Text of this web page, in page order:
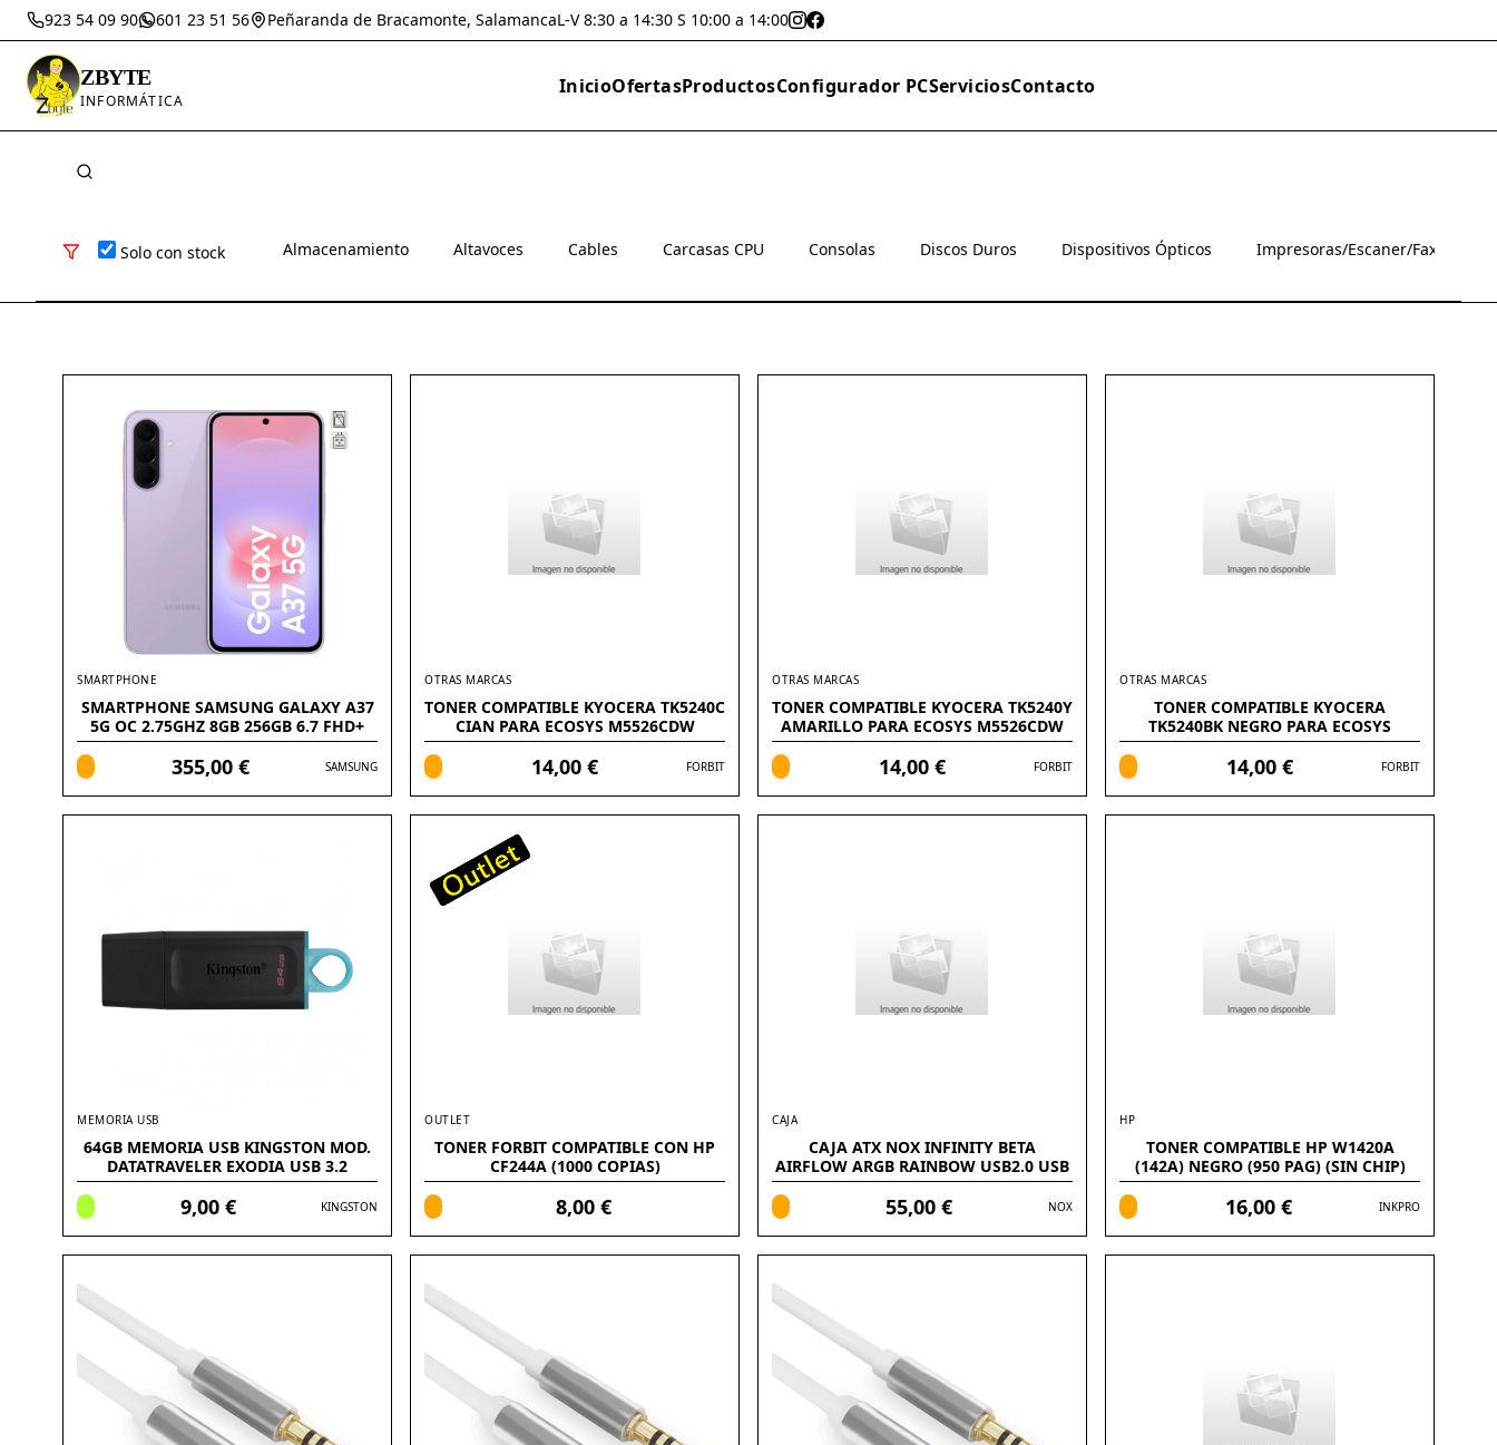
923 54 09 90 601 23 51 56 Peñaranda de Bracamonte, SalamancaL-V 8:30 a 14:30 S 10:00 a 14:00
ZBYTE
INFORMÁTICA
InicioOfertasProductosConfigurador PCServiciosContacto
Solo con stock Almacenamiento Altavoces Cables Carcasas CPU Consolas Discos Duros Dispositivos Ópticos Impresoras/Escaner/Fax
SMARTPHONE
SMARTPHONE SAMSUNG GALAXY A37
5G OC 2.75GHZ 8GB 256GB 6.7 FHD+
355,00 € SAMSUNG
OTRAS MARCAS
TONER COMPATIBLE KYOCERA TK5240C
CIAN PARA ECOSYS M5526CDW
14,00 € FORBIT
OTRAS MARCAS
TONER COMPATIBLE KYOCERA TK5240Y
AMARILLO PARA ECOSYS M5526CDW
14,00 € FORBIT
OTRAS MARCAS
TONER COMPATIBLE KYOCERA
TK5240BK NEGRO PARA ECOSYS
M5526CDW
14,00 € FORBIT
MEMORIA USB
64GB MEMORIA USB KINGSTON MOD.
DATATRAVELER EXODIA USB 3.2
9,00 € KINGSTON
OUTLET
TONER FORBIT COMPATIBLE CON HP
CF244A (1000 COPIAS)
8,00 €
CAJA
CAJA ATX NOX INFINITY BETA
AIRFLOW ARGB RAINBOW USB2.0 USB
3.1G1
55,00 € NOX
HP
TONER COMPATIBLE HP W1420A
(142A) NEGRO (950 PAG) (SIN CHIP)
16,00 € INKPRO